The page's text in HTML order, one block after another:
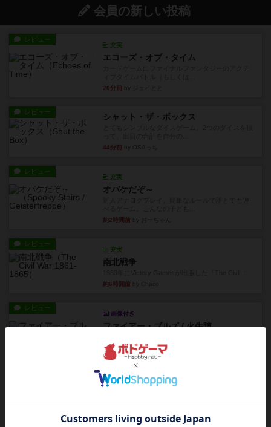
会員の新しい投稿
レビュー
充実
エコーズ・オブ・タイム
20分前
レビュー シャット・ザ・ボックス
44分前
レビュー
充実
オバケだぞ～
約2時間前
レビュー
充実
南北戦争
約6時間前
レビュー
画像付き
ファイアー・ブルズ / 火牛陣
列まで攻撃できるが、自分...
約8時間前by うらまこ
フリップ７
時のカード数字が得点になる...
約8時間前by mob567